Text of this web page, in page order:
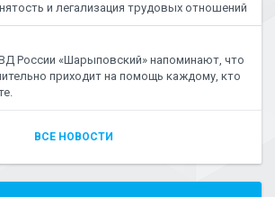
и легализация трудовых отношений
России «Шарыповский» напоминают, что
приходит на помощь каждому, кто
ВСЕ НОВОСТИ